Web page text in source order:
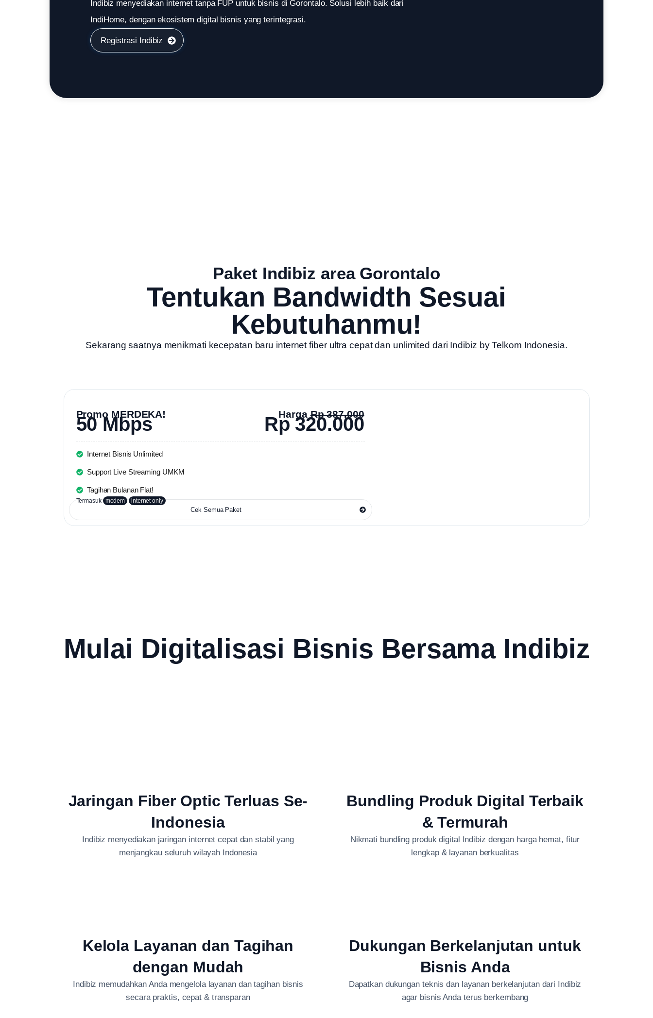
Indibiz menyediakan internet tanpa FUP untuk bisnis di Gorontalo. Solusi lebih baik dari
IndiHome, dengan ekosistem digital bisnis yang terintegrasi.
Registrasi Indibiz
Paket Indibiz area Gorontalo
Tentukan Bandwidth Sesuai
Kebutuhanmu!
Sekarang saatnya menikmati kecepatan baru internet fiber ultra cepat dan unlimited dari Indibiz by Telkom Indonesia.
Promo MERDEKA!
50 Mbps HargaRp 387.000
Rp 320.000
Internet Bisnis Unlimited
Support Live Streaming UMKM
Tagihan Bulanan Flat!
Termasuk modem internet only
Cek Semua Paket
Mulai Digitalisasi Bisnis Bersama Indibiz
Jaringan Fiber Optic Terluas Se-
Indonesia
Indibiz menyediakan jaringan internet cepat dan stabil yang
menjangkau seluruh wilayah Indonesia
Bundling Produk Digital Terbaik
& Termurah
Nikmati bundling produk digital Indibiz dengan harga hemat, fitur
lengkap & layanan berkualitas
Kelola Layanan dan Tagihan
dengan Mudah
Indibiz memudahkan Anda mengelola layanan dan tagihan bisnis
secara praktis, cepat & transparan
Dukungan Berkelanjutan untuk
Bisnis Anda
Dapatkan dukungan teknis dan layanan berkelanjutan dari Indibiz
agar bisnis Anda terus berkembang